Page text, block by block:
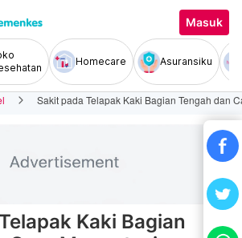
Masuk
Homecare Asuransiku
Sakit pada Telapak Kaki Bagian Tengah dan
Kaki Bagian